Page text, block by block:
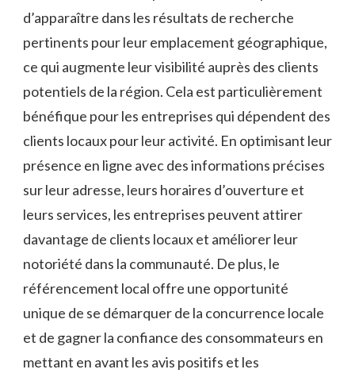
d’apparaître dans les résultats de recherche
pertinents pour leur emplacement géographique,
ce qui augmente leur visibilité auprès des clients
potentiels de la région. Cela est particulièrement
bénéfique pour les entreprises qui dépendent des
clients locaux pour leur activité. En optimisant leur
présence en ligne avec des informations précises
sur leur adresse, leurs horaires d’ouverture et
leurs services, les entreprises peuvent attirer
davantage de clients locaux et améliorer leur
notoriété dans la communauté. De plus, le
référencement local offre une opportunité
unique de se démarquer de la concurrence locale
et de gagner la confiance des consommateurs en
mettant en avant les avis positifs et les